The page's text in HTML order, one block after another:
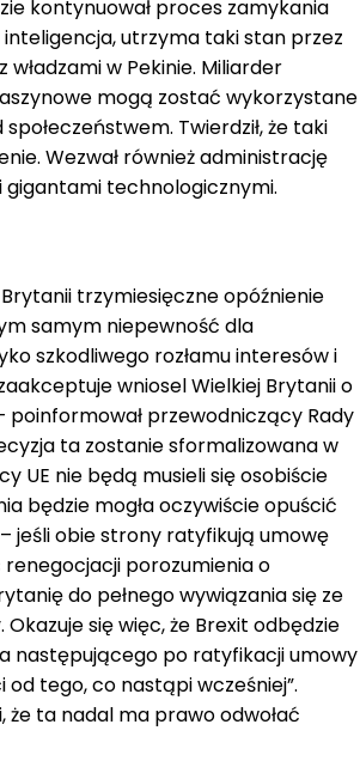
kontynuował proces zamykania
utrzyma taki stan przez
w Pekinie. Miliarder
mogą zostać wykorzystane
Twierdził, że taki
Wezwał również administrację
gigantami technologicznymi.
trzymiesięczne opóźnienie
samym niepewność dla
szkodliwego rozłamu interesów i
wniosel Wielkiej Brytanii o
poinformował przewodniczący Rady
ta zostanie sformalizowana w
UE nie będą musieli się osobiście
będzie mogła oczywiście opuścić
jeśli obie strony ratyfikują umowę
porozumienia o
do pełnego wywiązania się ze
się więc, że Brexit odbędzie
następującego po ratyfikacji umowy
od tego, co nastąpi wcześniej”.
że ta nadal ma prawo odwołać